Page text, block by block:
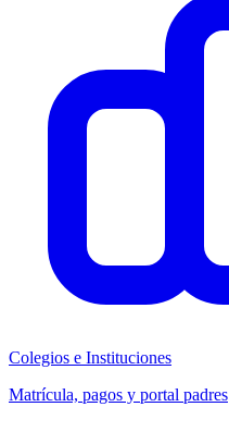
Colegios e Instituciones
Matrícula, pagos y portal padres